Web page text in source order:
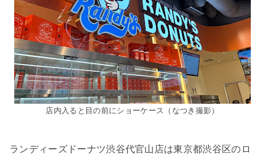
店内入ると目の前にショーケース（なつき撮影）
ランディーズドーナツ渋谷代官山店は東京都渋谷区のロ